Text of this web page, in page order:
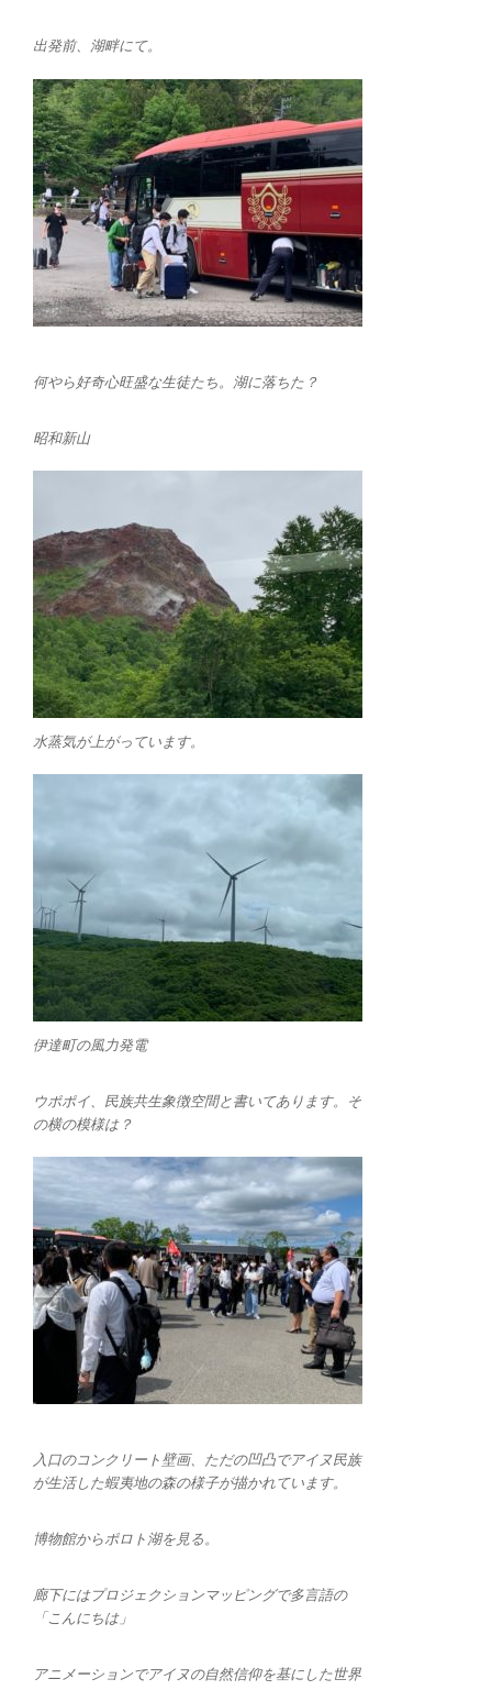
出発前、湖畔にて。
何やら好奇心旺盛な生徒たち。湖に落ちた？
昭和新山
水蒸気が上がっています。
伊達町の風力発電
ウポポイ、民族共生象徴空間と書いてあります。そ
の横の模様は？
入口のコンクリート壁画、ただの凹凸でアイヌ民族
が生活した蝦夷地の森の様子が描かれています。
博物館からポロト湖を見る。
廊下にはプロジェクションマッピングで多言語の
「こんにちは」
アニメーションでアイヌの自然信仰を基にした世界